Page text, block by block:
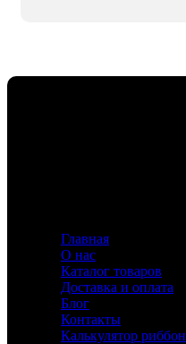
Главная
О нас
Каталог товаров
Доставка и оплата
Блог
Контакты
Калькулятор риббон